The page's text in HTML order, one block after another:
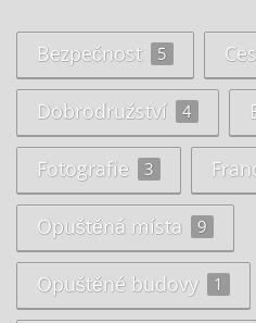
Bezpečnost 5
Dobrodružství 4
Fotografie 3
Opuštěná místa 9
Opuštěné budovy 1